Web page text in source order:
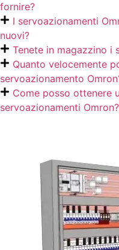
fornire?
I servoazionamenti
nuovi?
Tenete in magazzino i
Quanto velocemente
servoazionamento
Come posso ottenere
servoazionamenti Omron?